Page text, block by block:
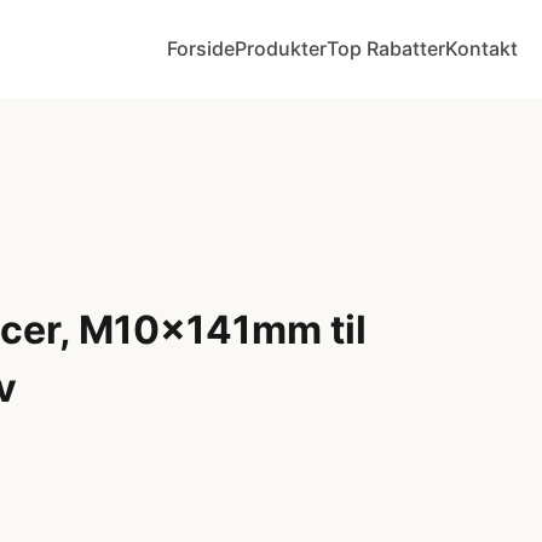
ForsideProdukterTop RabatterKontakt
M10x141mm til